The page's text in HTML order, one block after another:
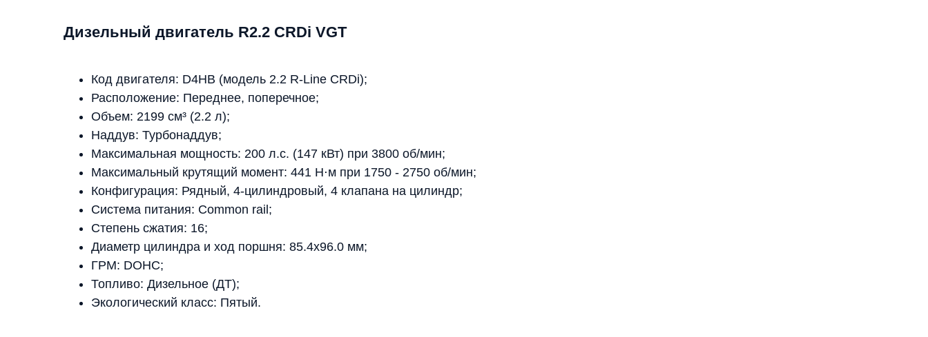
Дизельный двигатель R2.2 CRDi VGT
Код двигателя: D4HB (модель 2.2 R-Line CRDi);
Расположение: Переднее, поперечное;
Объем: 2199 см³ (2.2 л);
Наддув: Турбонаддув;
Максимальная мощность: 200 л.с. (147 кВт) при 3800 об/мин;
Максимальный крутящий момент: 441 Н⋅м при 1750 - 2750 об/мин;
Конфигурация: Рядный, 4-цилиндровый, 4 клапана на цилиндр;
Система питания: Common rail;
Степень сжатия: 16;
Диаметр цилиндра и ход поршня: 85.4x96.0 мм;
ГРМ: DOHC;
Топливо: Дизельное (ДТ);
Экологический класс: Пятый.